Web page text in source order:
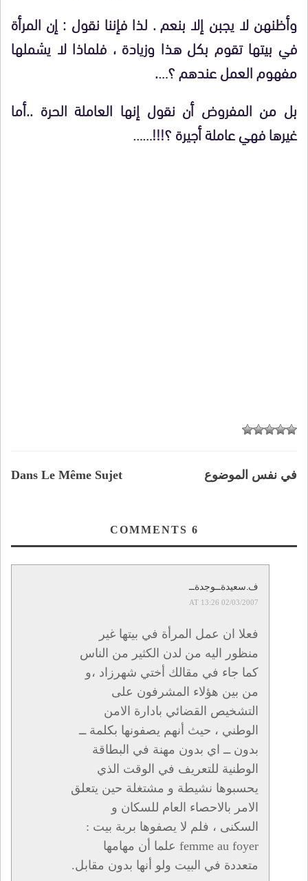
وأظنهن لا يجبن إلا بنعم . لذا فإننا نقول : إن المرأة
في بيتها تقوم بكل هذا وزيادة ، فلماذا لا يشملها
مفهوم العمل عندهم ؟….
بل من المفروض أن نقول إنها العاملة الحرة ..أما
غيرها فهي عاملة أجيرة ؟!!!……
Dans Le Même Sujet في نفس الموضوع
6
ف.سعيدةــوجدةــ
02/03/2007 AT 13:26
فعلا ان عمل المرأة في بيتها غير
منظور اليه من لدن الكثير من الناس
كما جاء في مقالك أختي شهرزاد ،و
من بين هؤلاء المشرفون على
التشخيص القضائي بادارة الامن
الوطني ، حيث أنهم يصفونها بكلمة ــ
بدون ــ اي بدون مهنة في البطاقة
الوطنية للتعريف في الوقت الذي
يحسبوها نشيطة و مشتغلة حين يتعلق
الامر بالاحصاء العام للسكان و
السكنى ، فلم لا يصفوها بربة بيت :
femme au foyer علما أن مهامها
متعددة في البيت ولو أنها بدون مقابل.